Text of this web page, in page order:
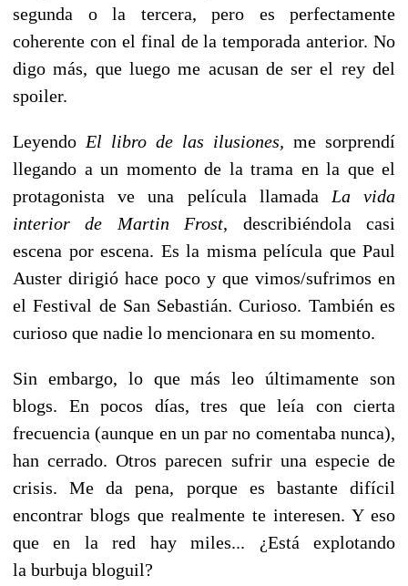
segunda o la tercera, pero es perfectamente
coherente con el final de la temporada anterior. No
digo más, que luego me acusan de ser el rey del
spoiler.
Leyendo El libro de las ilusiones, me sorprendí
llegando a un momento de la trama en la que el
protagonista ve una película llamada La vida
interior de Martin Frost, describiéndola casi
escena por escena. Es la misma película que Paul
Auster dirigió hace poco y que vimos/sufrimos en
el Festival de San Sebastián. Curioso. También es
curioso que nadie lo mencionara en su momento.
Sin embargo, lo que más leo últimamente son
blogs. En pocos días, tres que leía con cierta
frecuencia (aunque en un par no comentaba nunca),
han cerrado. Otros parecen sufrir una especie de
crisis. Me da pena, porque es bastante difícil
encontrar blogs que realmente te interesen. Y eso
que en la red hay miles... ¿Está explotando
la burbuja bloguil?